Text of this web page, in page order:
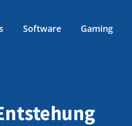
Software Gaming